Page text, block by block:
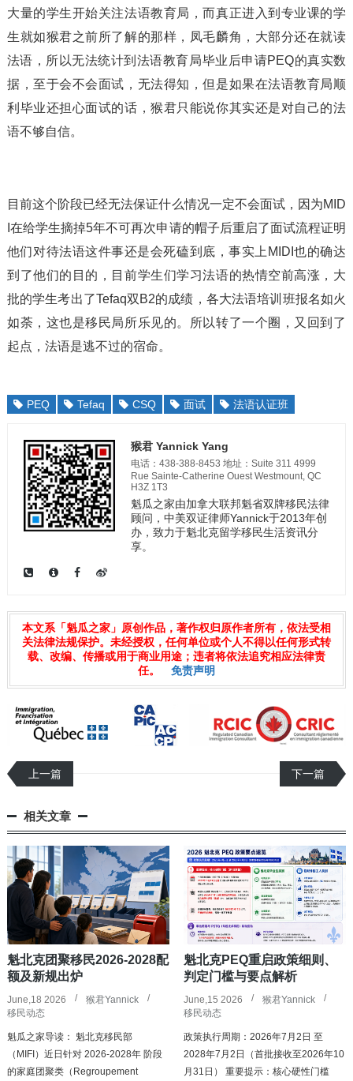
大量的学生开始关注法语教育局，而真正进入到专业课的学
生就如猴君之前所了解的那样，凤毛麟角，大部分还在就读
法语，所以无法统计到法语教育局毕业后申请PEQ的真实数
据，至于会不会面试，无法得知，但是如果在法语教育局顺
利毕业还担心面试的话，猴君只能说你其实还是对自己的法
语不够自信。
目前这个阶段已经无法保证什么情况一定不会面试，因为MID
I在给学生摘掉5年不可再次申请的帽子后重启了面试流程证明
他们对待法语这件事还是会死磕到底，事实上MIDI也的确达
到了他们的目的，目前学生们学习法语的热情空前高涨，大
批的学生考出了Tefaq双B2的成绩，各大法语培训班报名如火
如荼，这也是移民局所乐见的。所以转了一个圈，又回到了
起点，法语是逃不过的宿命。
PEQ Tefaq CSQ 面试 法语认证班
猴君 Yannick Yang
电话：438-388-8453 地址：Suite 311 4999
Rue Sainte-Catherine Ouest Westmount, QC
H3Z 1T3
魁瓜之家由加拿大联邦魁省双牌移民法律
顾问，中美双证律师Yannick于2013年创
办，致力于魁北克留学移民生活资讯分
享。
本文系「魁瓜之家」原创作品，著作权归原作者所有，依法受相
关法律法规保护。未经授权，任何单位或个人不得以任何形式转
载、改编、传播或用于商业用途；违者将依法追究相应法律责
任。
免责声明
上一篇 下一篇
相关文章
魁北克团聚移民2026-2028配
额及新规出炉
June,18 2026
猴君Yannick
移民动态
魁瓜之家导读： 魁北克移民部
（MIFI）近日针对 2026-2028年 阶段
的家庭团聚类（Regroupement
魁北克PEQ重启政策细则、
判定门槛与要点解析
June,15 2026
猴君Yannick
移民动态
政策执行周期：2026年7月2日 至
2028年7月2日（首批接收至2026年10
月31日） 重要提示：核心硬性门槛